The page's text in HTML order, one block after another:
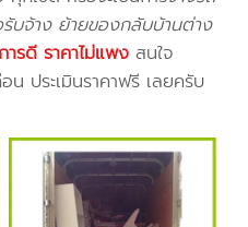
บจ้าง ย้ายของกลับบ้านต่าง
ารดี ราคาไม่แพง สนใจ
ประเมินราคาฟรี เลยครับ